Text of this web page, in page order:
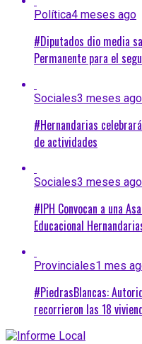
Política4 meses ago
#Diputados dio media
Permanente para el
Sociales3 meses ago
#Hernandarias
de actividades
Sociales3 meses ago
#IPH Convocan a una
Educacional
Provinciales1 mes
#PiedrasBlancas:
recorrieron las 18